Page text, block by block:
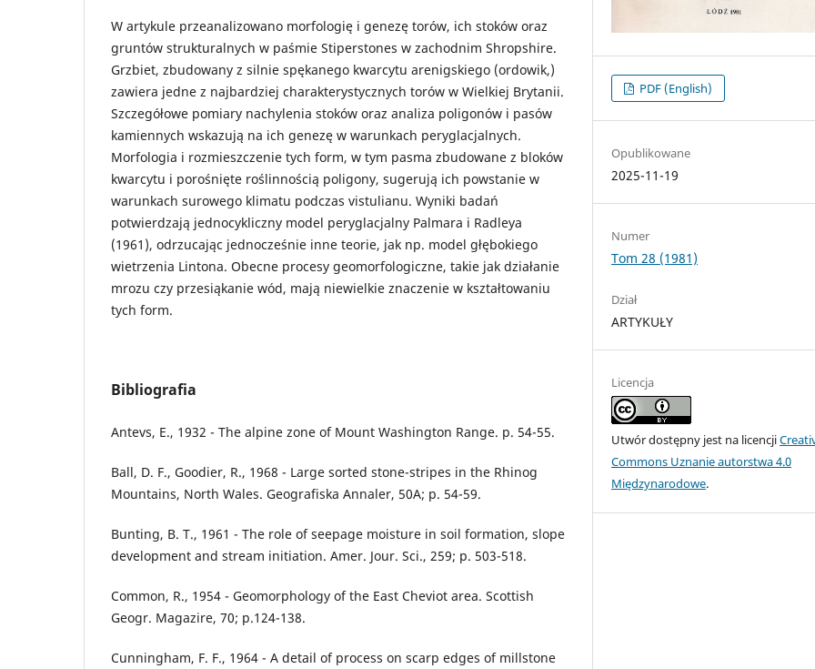
W artykule przeanalizowano morfologię i genezę torów, ich stoków oraz
gruntów strukturalnych w paśmie Stiperstones w zachodnim Shropshire.
Grzbiet, zbudowany z silnie spękanego kwarcytu arenigskiego (ordowik,)
zawiera jedne z najbardziej charakterystycznych torów w Wielkiej Brytanii.
Szczegółowe pomiary nachylenia stoków oraz analiza poligonów i pasów
kamiennych wskazują na ich genezę w warunkach peryglacjalnych.
Morfologia i rozmieszczenie tych form, w tym pasma zbudowane z bloków
kwarcytu i porośnięte roślinnością poligony, sugerują ich powstanie w
warunkach surowego klimatu podczas vistulianu. Wyniki badań
potwierdzają jednocykliczny model peryglacjalny Palmara i Radleya
(1961), odrzucając jednocześnie inne teorie, jak np. model głębokiego
wietrzenia Lintona. Obecne procesy geomorfologiczne, takie jak działanie
mrozu czy przesiąkanie wód, mają niewielkie znaczenie w kształtowaniu
tych form.
Bibliografia
Antevs, E., 1932 - The alpine zone of Mount Washington Range. p. 54-55.
Ball, D. F., Goodier, R., 1968 - Large sorted stone-stripes in the Rhinog
Mountains, North Wales. Geografiska Annaler, 50A; p. 54-59.
Bunting, B. T., 1961 - The role of seepage moisture in soil formation, slope
development and stream initiation. Amer. Jour. Sci., 259; p. 503-518.
Common, R., 1954 - Geomorphology of the East Cheviot area. Scottish
Geogr. Magazire, 70; p.124-138.
Cunningham, F. F., 1964 - A detail of process on scarp edges of millstone
PDF (English)
Opublikowane
2025-11-19
Numer
Tom 28 (1981)
Dział
ARTYKUŁY
Licencja
Utwór dostępny jest na licencji
Commons Uznanie autorstwa 4.0
Międzynarodowe.